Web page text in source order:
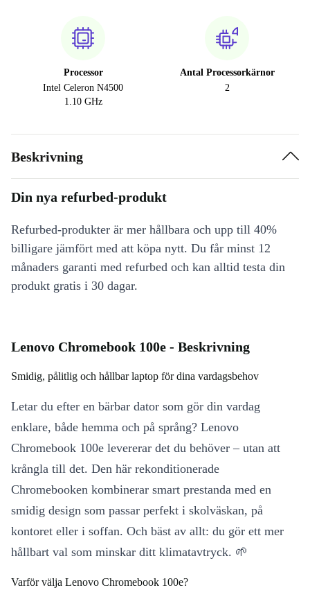
Processor
Intel Celeron N4500
1.10 GHz
Antal Processorkärnor
2
Beskrivning
Din nya refurbed-produkt
Refurbed-produkter är mer hållbara och upp till 40%
billigare jämfört med att köpa nytt. Du får minst 12
månaders garanti med refurbed och kan alltid testa din
produkt gratis i 30 dagar.
Lenovo Chromebook 100e - Beskrivning
Smidig, pålitlig och hållbar laptop för dina vardagsbehov
Letar du efter en bärbar dator som gör din vardag
enklare, både hemma och på språng? Lenovo
Chromebook 100e levererar det du behöver – utan att
krångla till det. Den här rekonditionerade
Chromebooken kombinerar smart prestanda med en
smidig design som passar perfekt i skolväskan, på
kontoret eller i soffan. Och bäst av allt: du gör ett mer
hållbart val som minskar ditt klimatavtryck. 🌱
Varför välja Lenovo Chromebook 100e?